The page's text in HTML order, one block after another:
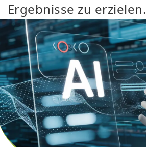
Ergebnisse zu erzielen.